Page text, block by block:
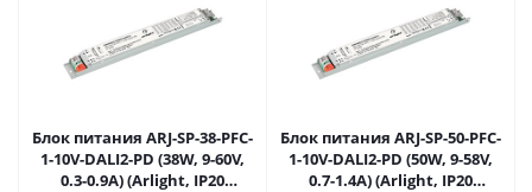
Блок питания ARJ-SP-38-PFC-
1-10V-DALI2-PD (38W, 9-60V,
0.3-0.9A) (Arlight, IP20
Блок питания ARJ-SP-50-PFC-
1-10V-DALI2-PD (50W, 9-58V,
0.7-1.4A) (Arlight, IP20